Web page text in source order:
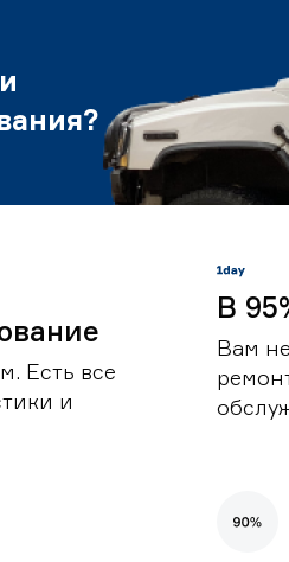
Есть все
и
В
Вам